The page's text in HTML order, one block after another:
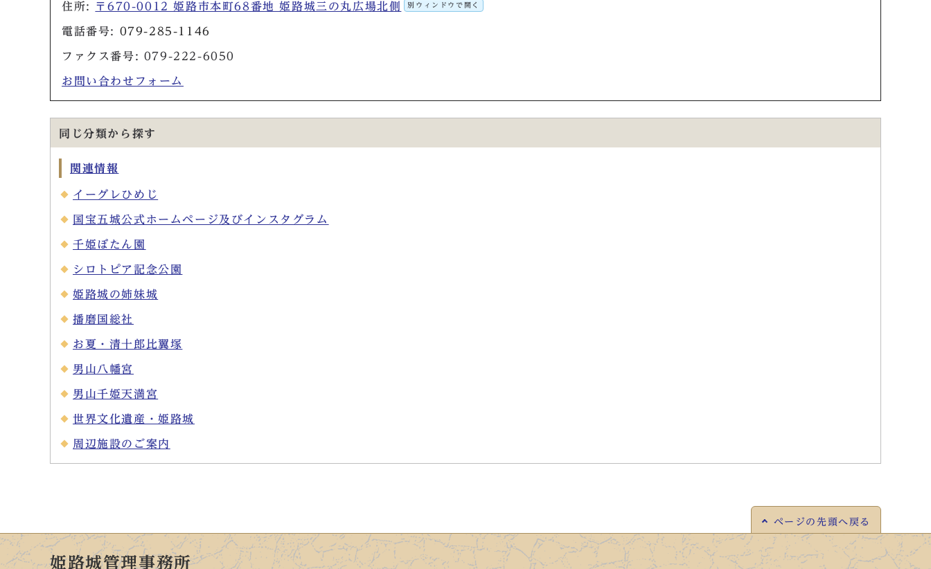
住所: 〒670-0012 姫路市本町68番地 姫路城三の丸広場北側 別ウィンドウで開く
電話番号: 079-285-1146
ファクス番号: 079-222-6050
お問い合わせフォーム
同じ分類から探す
関連情報
イーグレひめじ
国宝五城公式ホームページ及びインスタグラム
千姫ぼたん園
シロトピア記念公園
姫路城の姉妹城
播磨国総社
お夏・清十郎比翼塚
男山八幡宮
男山千姫天満宮
世界文化遺産・姫路城
周辺施設のご案内
ページの 先頭へ戻る
姫路城管理事務所